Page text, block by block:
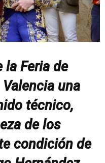
la Feria de
una
técnico,
de los
condición de